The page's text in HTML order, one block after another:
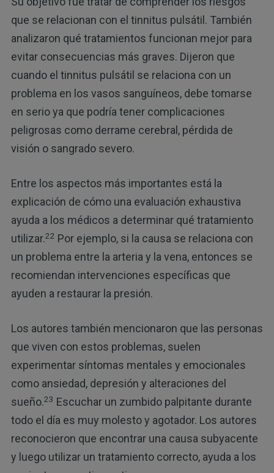
que se relacionan con el tinnitus pulsátil. También
analizaron qué tratamientos funcionan mejor para
evitar consecuencias más graves. Dijeron que
cuando el tinnitus pulsátil se relaciona con un
problema en los vasos sanguíneos, debe tomarse
en serio ya que podría tener complicaciones
peligrosas como derrame cerebral, pérdida de
visión o sangrado severo.
Entre los aspectos más importantes está la
explicación de cómo una evaluación exhaustiva
ayuda a los médicos a determinar qué tratamiento
utilizar.22 Por ejemplo, si la causa se relaciona con
un problema entre la arteria y la vena, entonces se
recomiendan intervenciones específicas que
ayuden a restaurar la presión.
Los autores también mencionaron que las personas
que viven con estos problemas, suelen
experimentar síntomas mentales y emocionales
como ansiedad, depresión y alteraciones del
sueño.23 Escuchar un zumbido palpitante durante
todo el día es muy molesto y agotador. Los autores
reconocieron que encontrar una causa subyacente
y luego utilizar un tratamiento correcto, ayuda a los